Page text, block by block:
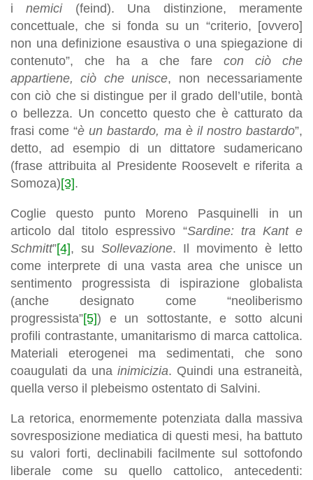
inemici(feind). Una distinzione, meramente
concettuale, che si fonda su un “criterio, [ovvero]
non una definizione esaustiva o una spiegazione di
contenuto”, che ha a che fare con ciò che
appartiene, ciò che unisce, non necessariamente
con ciò che si distingue per il grado dell’utile, bontà
o bellezza. Un concetto questo che è catturato da
frasi come “è un bastardo, ma è il nostro bastardo”,
detto, ad esempio di un dittatore sudamericano
(frase attribuita al Presidente Roosevelt e riferita a
Somoza)[3].
Coglie questo punto Moreno Pasquinelli in un
articolo dal titolo espressivo “Sardine: tra Kant e
Schmitt”[4], su Sollevazione. Il movimento è letto
come interprete di una vasta area che unisce un
sentimento progressista di ispirazione globalista
(anche designato come “neoliberismo
progressista”[5]) e un sottostante, e sotto alcuni
profili contrastante, umanitarismo di marca cattolica.
Materiali eterogenei ma sedimentati, che sono
coaugulati da una inimicizia. Quindi una estraneità,
quella verso il plebeismo ostentato di Salvini.
La retorica, enormemente potenziata dalla massiva
sovresposizione mediatica di questi mesi, ha battuto
su valori forti, declinabili facilmente sul sottofondo
liberale come su quello cattolico, antecedenti: